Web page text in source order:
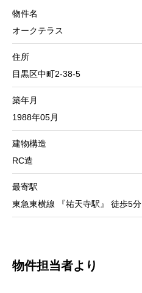
物件名
オークテラス
住所
目黒区中町2-38-5
築年月
1988年05月
建物構造
RC造
最寄駅
東急東横線 『祐天寺駅』 徒歩5分
物件担当者より